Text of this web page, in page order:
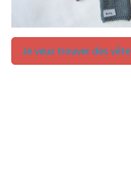
Je veux trouver des